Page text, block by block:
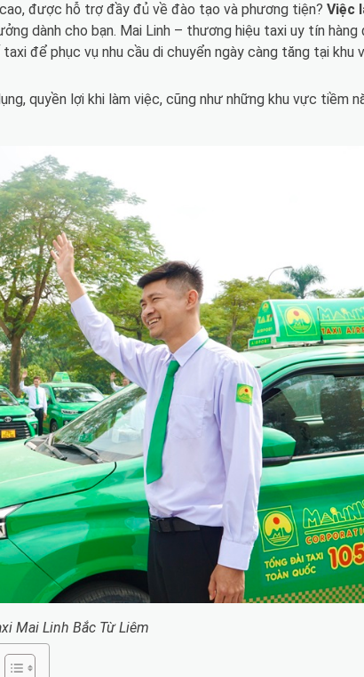
được hỗ trợ đầy đủ về đào tạo và phương tiện? Việc
dành cho bạn. Mai Linh – thương hiệu taxi uy tín hàng
để phục vụ nhu cầu di chuyển ngày càng tăng tại khu
quyền lợi khi làm việc, cũng như những khu vực tiềm
Mai Linh Bắc Từ Liêm